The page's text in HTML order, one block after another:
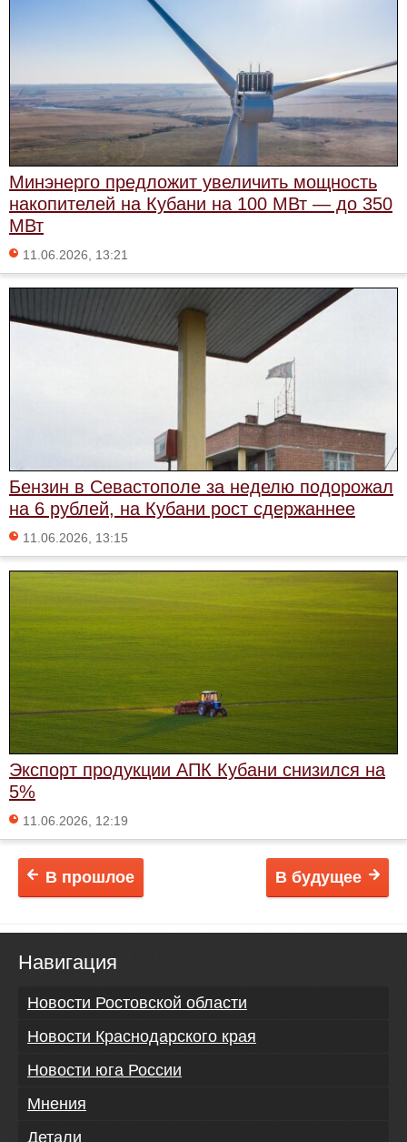
Минэнерго предложит увеличить мощность
накопителей на Кубани на 100 МВт — до 350
МВт
11.06.2026, 13:21
Бензин в Севастополе за неделю подорожал
на 6 рублей, на Кубани рост сдержаннее
11.06.2026, 13:15
Экспорт продукции АПК Кубани снизился на
5%
11.06.2026, 12:19
В будущее
В прошлое
Навигация
Новости Ростовской области
Новости Краснодарского края
Новости юга России
Мнения
Детали